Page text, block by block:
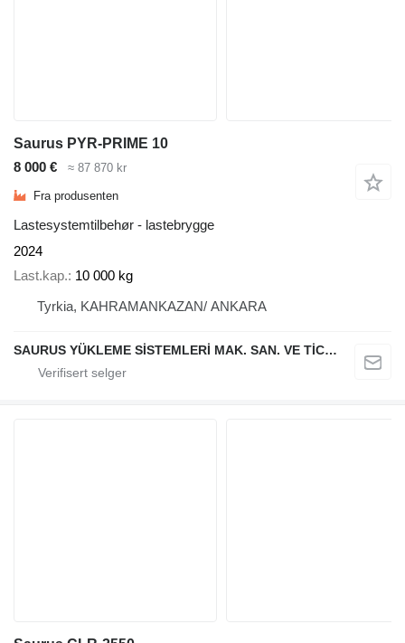
Saurus PYR-PRIME 10
8 000 €
≈ 87 870 kr
Fra produsenten
Lastesystemtilbehør - lastebrygge
2024
Last.kap. 10 000 kg
Tyrkia, KAHRAMANKAZAN/ ANKARA
SAURUS YÜKLEME SİSTEMLERİ MAK. SAN. VE TİC. LTD. ŞTİ.